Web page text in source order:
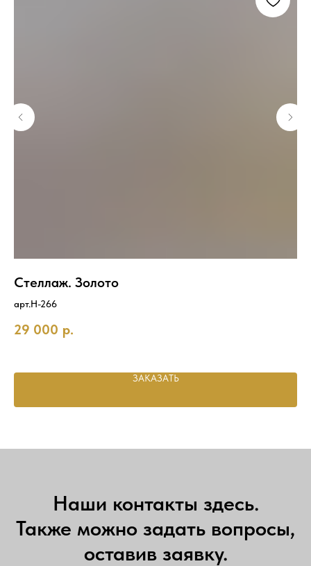
Стеллаж. Золото
арт.Н-266
29 000 р.
ЗАКАЗАТЬ
Наши контакты здесь.
Также можно задать вопросы,
оставив заявку.